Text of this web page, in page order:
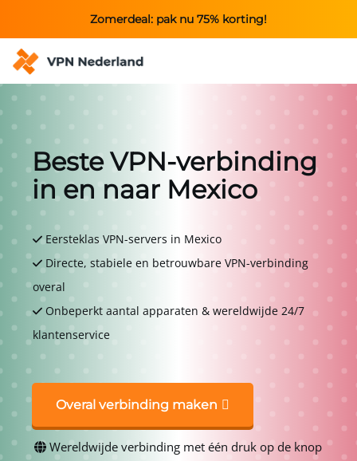
Zomerdeal: pak nu 75% korting!
Beste VPN-verbinding
in en naar Mexico
Eersteklas VPN-servers in Mexico
Directe, stabiele en betrouwbare VPN-verbinding
overal
Onbeperkt aantal apparaten & wereldwijde 24/7
klantenservice
Overal verbinding maken
Wereldwijde verbinding met één druk op de knop